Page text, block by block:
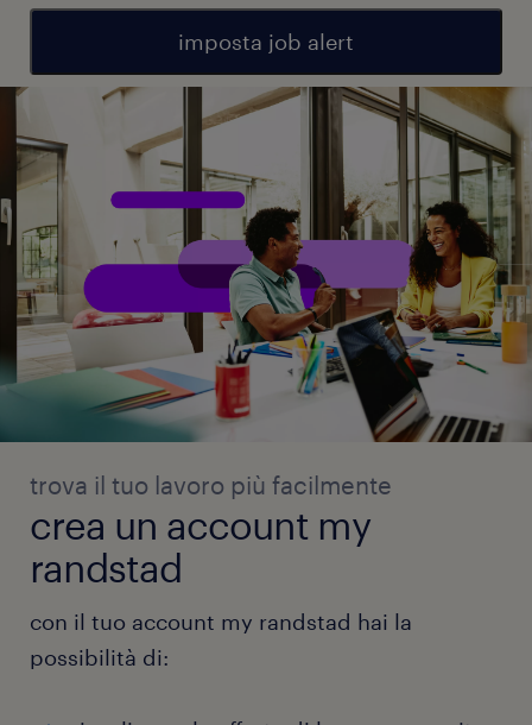
imposta job alert
trova il tuo lavoro più facilmente
crea un account my
randstad
con il tuo account my randstad hai la
possibilità di: